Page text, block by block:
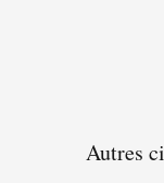
Autres